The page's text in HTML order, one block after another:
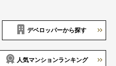
デベロッパーから探す
人気マンションランキング